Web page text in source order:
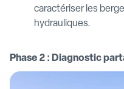
caractériser les
hydrauliques.
Phase 2 : Diagnostic